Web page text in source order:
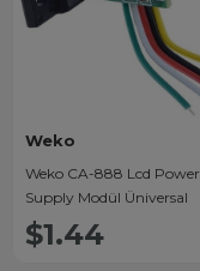
Weko
Weko CA-888 Lcd Power
Supply Modül Üniversal
$1.44